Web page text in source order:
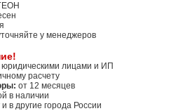
у менеджеров
юридическими лицами и ИП
расчету
от 12 месяцев
в наличии
в другие города России